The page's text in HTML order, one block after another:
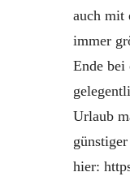
auch mit
immer
Ende bei
Urlaub
hier: